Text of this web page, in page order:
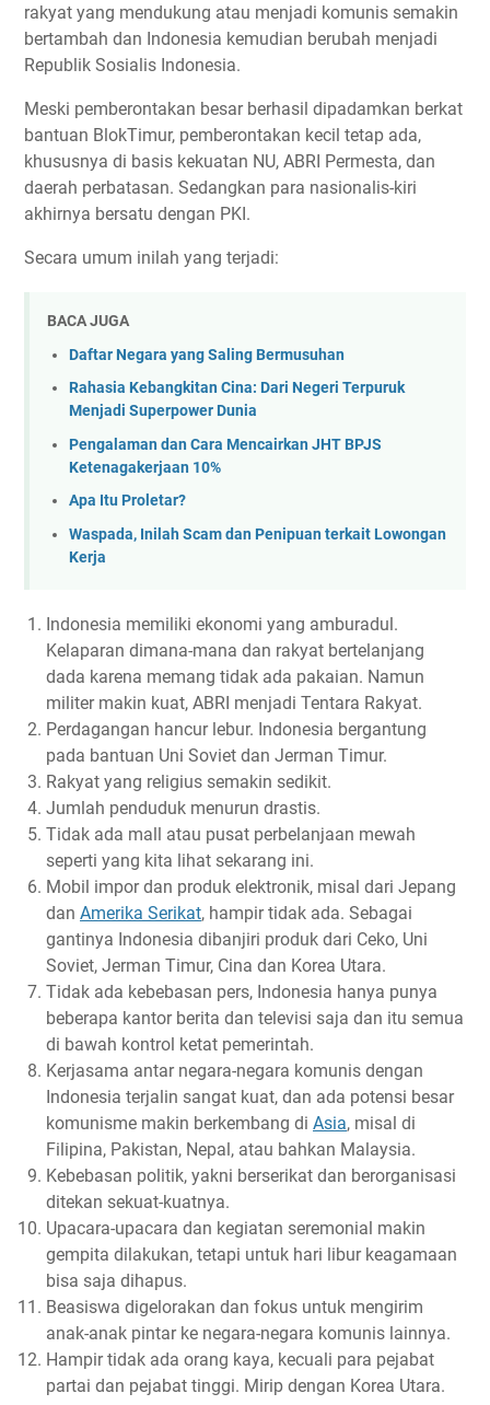
rakyat yang mendukung atau menjadi komunis semakin
bertambah dan Indonesia kemudian berubah menjadi
Republik Sosialis Indonesia.
Meski pemberontakan besar berhasil dipadamkan berkat
bantuan BlokTimur, pemberontakan kecil tetap ada,
khususnya di basis kekuatan NU, ABRI Permesta, dan
daerah perbatasan. Sedangkan para nasionalis-kiri
akhirnya bersatu dengan PKI.
Secara umum inilah yang terjadi:
BACA JUGA
Daftar Negara yang Saling Bermusuhan
Rahasia Kebangkitan Cina: Dari Negeri Terpuruk
Menjadi Superpower Dunia
Pengalaman dan Cara Mencairkan JHT BPJS
Ketenagakerjaan 10%
Apa Itu Proletar?
Waspada, Inilah Scam dan Penipuan terkait Lowongan
Kerja
Indonesia memiliki ekonomi yang amburadul.
Kelaparan dimana-mana dan rakyat bertelanjang
dada karena memang tidak ada pakaian. Namun
militer makin kuat, ABRI menjadi Tentara Rakyat.
Perdagangan hancur lebur. Indonesia bergantung
pada bantuan Uni Soviet dan Jerman Timur.
Rakyat yang religius semakin sedikit.
Jumlah penduduk menurun drastis.
Tidak ada mall atau pusat perbelanjaan mewah
seperti yang kita lihat sekarang ini.
Mobil impor dan produk elektronik, misal dari Jepang
dan Amerika Serikat, hampir tidak ada. Sebagai
gantinya Indonesia dibanjiri produk dari Ceko, Uni
Soviet, Jerman Timur, Cina dan Korea Utara.
Tidak ada kebebasan pers, Indonesia hanya punya
beberapa kantor berita dan televisi saja dan itu semua
di bawah kontrol ketat pemerintah.
Kerjasama antar negara-negara komunis dengan
Indonesia terjalin sangat kuat, dan ada potensi besar
komunisme makin berkembang di Asia, misal di
Filipina, Pakistan, Nepal, atau bahkan Malaysia.
Kebebasan politik, yakni berserikat dan berorganisasi
ditekan sekuat-kuatnya.
Upacara-upacara dan kegiatan seremonial makin
gempita dilakukan, tetapi untuk hari libur keagamaan
bisa saja dihapus.
Beasiswa digelorakan dan fokus untuk mengirim
anak-anak pintar ke negara-negara komunis lainnya.
Hampir tidak ada orang kaya, kecuali para pejabat
partai dan pejabat tinggi. Mirip dengan Korea Utara.